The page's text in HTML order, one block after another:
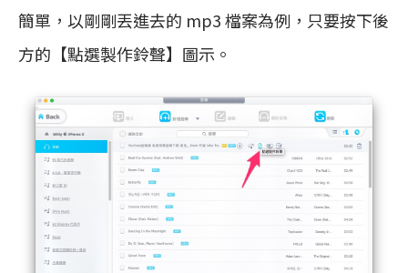
簡單，以剛剛丟進去的 mp3 檔案為例，只要按下後
方的【點選製作鈴聲】圖示。